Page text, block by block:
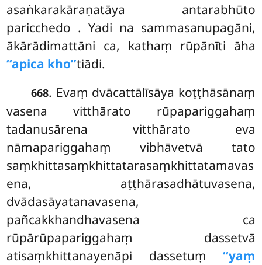
asaṅkarakāraṇatāya antarabhūto
paricchedo . Yadi na sammasanupagāni,
ākārādimattāni ca, kathaṃ rūpānīti āha
‘‘apica kho’’tiādi.
668. Evaṃ dvācattālīsāya koṭṭhāsānaṃ
vasena vitthārato rūpapariggahaṃ
tadanusārena vitthārato eva
nāmapariggahaṃ vibhāvetvā tato
saṃkhittasaṃkhittatarasaṃkhittatamavas
ena, aṭṭhārasadhātuvasena,
dvādasāyatanavasena,
pañcakkhandhavasena ca
rūpārūpapariggahaṃ dassetvā
atisaṃkhittanayenāpi dassetuṃ ‘‘yaṃ